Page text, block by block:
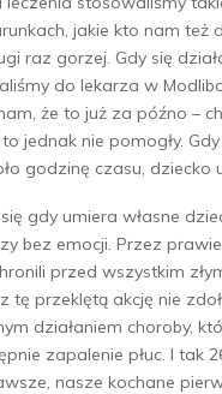
jakie kto nam też
raz gorzej. Gdy się
do lekarza w
że to już za późno –
jednak nie pomogły.
godzinę czasu, dziecko
gdy umiera własne
bez emocji. Przez
przed wszystkim
tę przeklętą akcję nie
działaniem choroby,
zapalenie płuc. I tak
nasze kochane